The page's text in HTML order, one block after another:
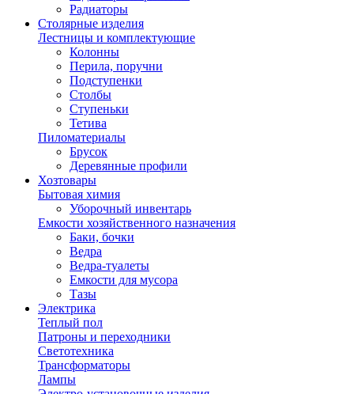
Радиаторы
Столярные изделия
Лестницы и комплектующие
Колонны
Перила, поручни
Подступенки
Столбы
Ступеньки
Тетива
Пиломатериалы
Брусок
Деревянные профили
Хозтовары
Бытовая химия
Уборочный инвентарь
Емкости хозяйственного назначения
Баки, бочки
Ведра
Ведра-туалеты
Емкости для мусора
Тазы
Электрика
Теплый пол
Патроны и переходники
Светотехника
Трансформаторы
Лампы